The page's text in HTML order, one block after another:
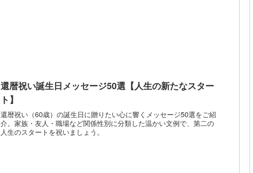
還暦祝い誕生日メッセージ50選【人生の新たなスター
ト】
還暦祝い（60歳）の誕生日に贈りたい心に響くメッセージ50選をご紹
介。家族・友人・職場など関係性別に分類した温かい文例で、第二の
人生のスタートを祝いましょう。